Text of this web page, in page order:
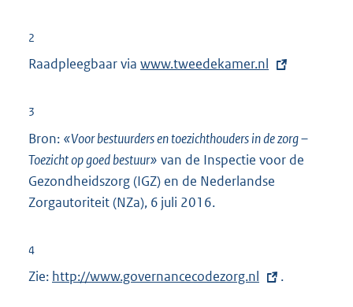
2
Raadpleegbaar via E
r
n
e
l
k
www.tweedekamer.nl
3
Bron: «Voor bestuurders en toezichthouders in de zorg –
Toezicht op goed bestuur» van de Inspectie voor de
Gezondheidszorg (IGZ) en de Nederlandse
Zorgautoriteit (NZa), 6 juli 2016.
4
Zie: E
http://www.governancecodezorg.nl .